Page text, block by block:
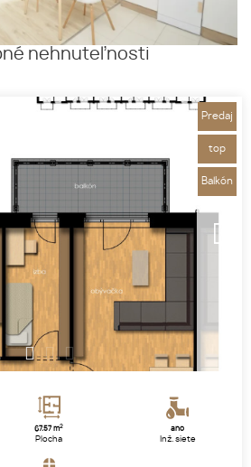
nehnuteľnosti
1 2 3
67.57 m2
Plocha
áno
Inž. siete
Predaj
top
Balkón